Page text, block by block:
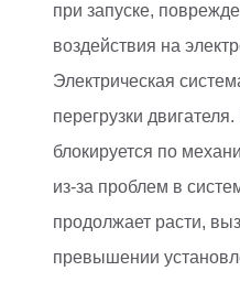
при запуске,
воздействия на
Электрическая
перегрузки
блокируется по
из-за проблем в
продолжает расти,
превышении